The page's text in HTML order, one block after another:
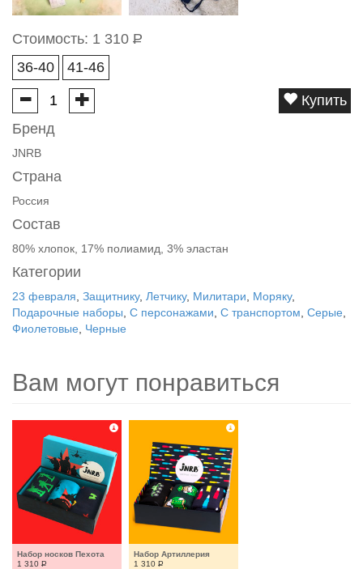
Стоимость: 1 310 Р
36-40
41-46
Купить
Бренд
JNRB
Страна
Россия
Состав
80% хлопок, 17% полиамид, 3% эластан
Категории
23 февраля Защитнику, Летчику, Милитари Моряку,
Подарочные наборы С персонажами С транспортом Серые
Фиолетовые
Черные
Вам могут понравиться
Набор носков Пехота
1 310 Р
Набор Артиллерия
1 310 Р